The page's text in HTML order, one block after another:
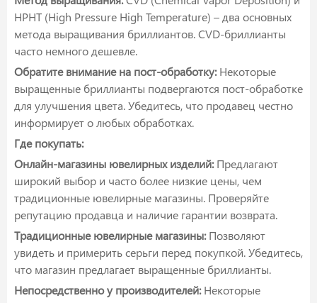
HPHT (High Pressure High Temperature) – два основных
метода выращивания бриллиантов. CVD-бриллианты
часто немного дешевле.
Обратите внимание на пост-обработку:Некоторые
выращенные бриллианты подвергаются пост-обработке
для улучшения цвета. Убедитесь, что продавец честно
информирует о любых обработках.
Где покупать:
Онлайн-магазины ювелирных изделий:Предлагают
широкий выбор и часто более низкие цены, чем
традиционные ювелирные магазины. Проверяйте
репутацию продавца и наличие гарантии возврата.
Традиционные ювелирные магазины:Позволяют
увидеть и примерить серьги перед покупкой. Убедитесь,
что магазин предлагает выращенные бриллианты.
Непосредственно у производителей:Некоторые